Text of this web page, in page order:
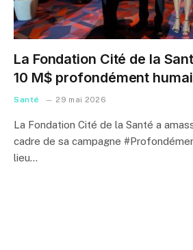
La Fondation Cité de la
10 M$ profondément
Santé 29 mai 2026
La Fondation Cité de la Santé a
cadre de sa campagne
lieu…